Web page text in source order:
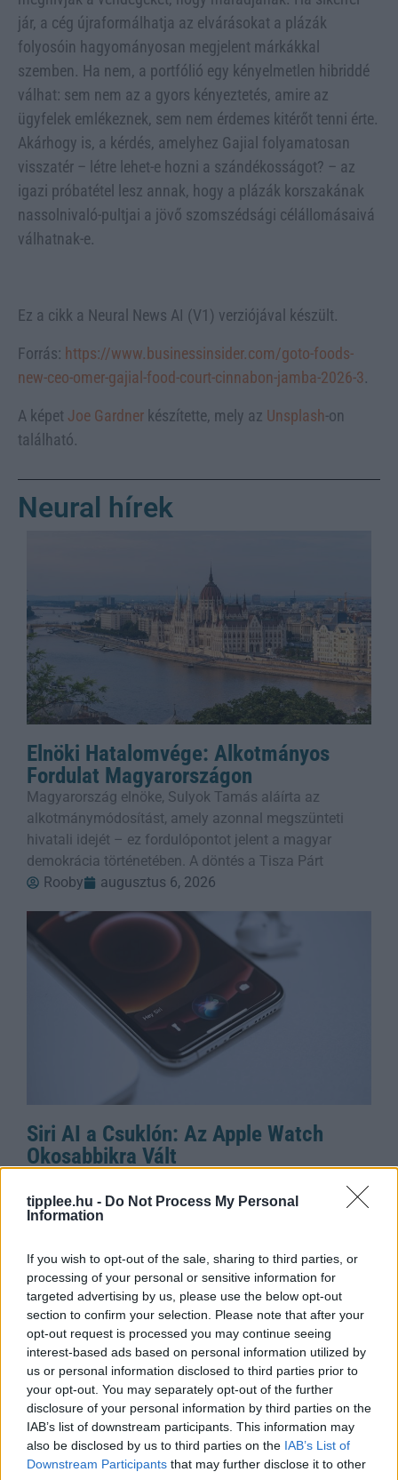
tipplee.hu - Do Not Process My Personal
Information
If you wish to opt-out of the sale, sharing to third parties, or
processing of your personal or sensitive information for
targeted advertising by us, please use the below opt-out
section to confirm your selection. Please note that after your
opt-out request is processed you may continue seeing
interest-based ads based on personal information utilized by
us or personal information disclosed to third parties prior to
your opt-out. You may separately opt-out of the further
disclosure of your personal information by third parties on the
IAB’s list of downstream participants. This information may
also be disclosed by us to third parties on the IAB’s List of
Downstream Participants that may further disclose it to other
jár, a cég újraformálhatja az elvárásokat a plázák
folyosóin hagyományosan megjelent márkákkal
szemben. Ha nem, a portfólió egy kényelmetlen hibriddé
válhat: sem nem az a gyors kényeztetés, amire az
ügyfelek emlékeznek, sem nem érdemes kitérőt tenni érte.
Akárhogy is, a kérdés, amelyhez Gajial folyamatosan
visszatér – létre lehet-e hozni a szándékosságot? – az
igazi próbatétel lesz annak, hogy a plázák korszakának
nassolnivaló-pultjai a jövő szomszédsági célállomásaivá
válhatnak-e.
Ez a cikk a Neural News AI (V1) verziójával készült.
Forrás: https://www.businessinsider.com/goto-foods-
new-ceo-omer-gajial-food-court-cinnabon-jamba-2026-3.
A képet Joe Gardner készítette, mely az Unsplash-on
található.
Neural hírek
Elnöki Hatalomvége: Alkotmányos
Fordulat Magyarországon
Magyarország elnöke, Sulyok Tamás aláírta az
alkotmánymódosítást, amely azonnal megszünteti
hivatali idejét – ez fordulópontot jelent a magyar
demokrácia történetében. A döntés a Tisza Párt
Rooby
augusztus 6, 2026
Siri AI a Csuklón: Az Apple Watch
Okosabbikra Vált
intelligenciával továbbfejlesztett asszisztensének
vizuális felülete. Apple/Vanessa Hand Orellana/CNET
Rooby
augusztus 6, 2026